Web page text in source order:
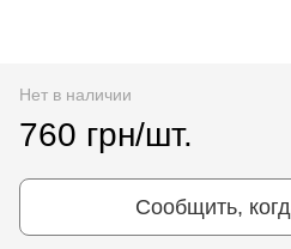
Нет в наличии
760 грн/шт.
Сообщить,